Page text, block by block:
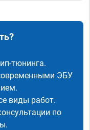
тюнинга.
ЭБУ
виды работ.
по